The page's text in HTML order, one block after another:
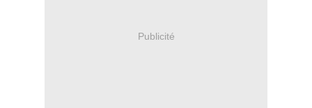
Publicité